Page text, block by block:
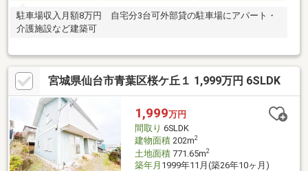
駐車場収入月額8万円 自宅分3台可外部貸の駐車場にアパート・
介護施設など建築可
宮城県仙台市青葉区桜ケ丘１ 1,999万円 6SLDK
1,999万円
間取り 6SLDK
建物面積202m2
土地面積771.65m2
築年月 1999年11月(築26年10ヶ月)